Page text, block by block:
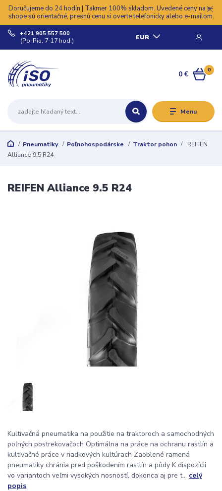
Doručujeme do 24 hodín | Takmer 100% skladom. Uvedené ceny na e-
shope sú orientačné, presnú cenu si overte telefonicky alebo e-mailom.
Menu
EUR
+421 905 557 500
(Po-Pia, 7-17 hod.)
0
0 €
Pneumatiky Poľnohospodárske Traktor pohon
REIFEN
Alliance 9.5 R24
REIFEN Alliance 9.5 R24
Kultivačná pneumatika na použitie na traktoroch a samochodných
poľných postrekovačoch Optimálna na práce na ochranu rastlín a
kultivačné práce v riadkových kultúrach Zaoblené ramená
pneumatiky chránia pred poškodením rastlín a pôdy K dispozícii
vo variantoch veľmi vysokých nosností, dokonca aj pre t... celý
popis